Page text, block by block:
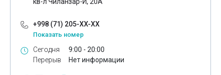
Компенсаторы реактивной мощности
Силовые масляные трансформаторы
Трехфазные трансформаторы
+998 (71) 205-XX-XX
Показать номер
Сегодня
Перерыв
9:00 - 20:00
Нет информации